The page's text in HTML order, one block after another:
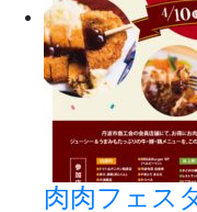
肉肉フェス